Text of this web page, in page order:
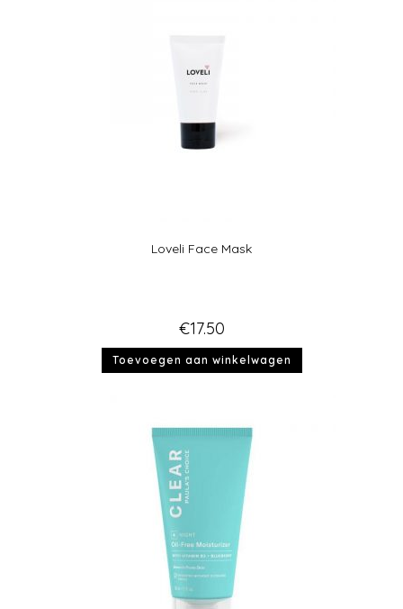
Loveli Face Mask
€17.50
Toevoegen aan winkelwagen